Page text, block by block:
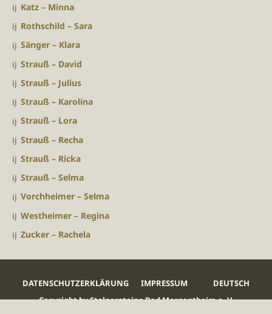
Katz – Minna
Rothschild – Sara
Sänger – Klara
Strauß – David
Strauß – Julius
Strauß – Karolina
Strauß – Lora
Strauß – Recha
Strauß – Ricka
Strauß – Selma
Vorchheimer – Selma
Westheimer – Regina
Zucker – Rachela
DATENSCHUTZERKLÄRUNG IMPRESSUM
DEUTSCH
Copyright by Stolpersteine Bad Mergentheim e. V.